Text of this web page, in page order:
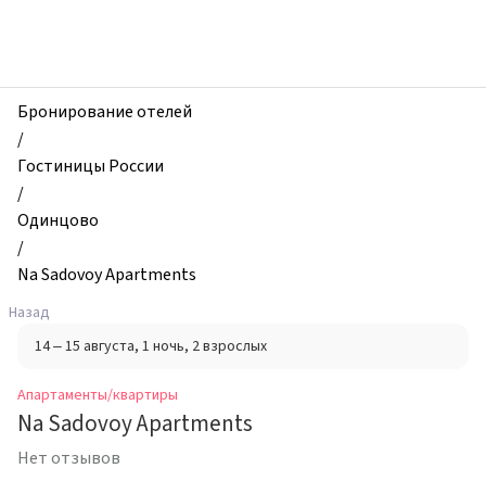
и
квартиры,
Na
Sadovoy
Apartments,
Одинцово,
Россия
Бронирование отелей
/
Гостиницы России
/
Одинцово
/
Na Sadovoy Apartments
Назад
14 – 15 августа, 1 ночь, 2 взрослых
Апартаменты/квартиры
Na Sadovoy Apartments
Нет отзывов